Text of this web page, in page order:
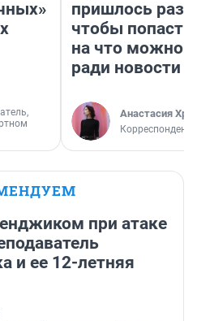
пришлось
чтобы попасть
на что можно
ради новости
Анастасия
Корреспондент
при атаке
и ее 12-летняя